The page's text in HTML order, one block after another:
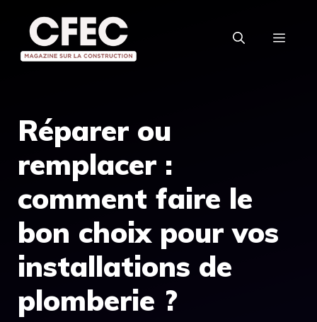
contenu
Réparer ou
remplacer :
comment faire le
bon choix pour vos
installations de
plomberie ?